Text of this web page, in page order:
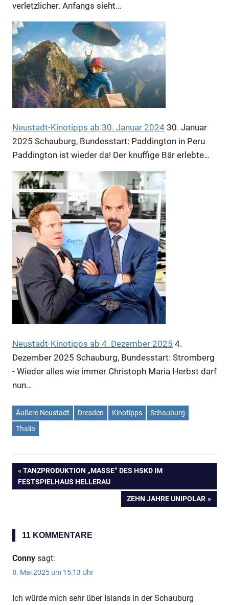
verletzlicher. Anfangs sieht…
Neustadt-Kinotipps ab 30. Januar 2024 30. Januar
2025 Schauburg, Bundesstart: Paddington in Peru
Paddington ist wieder da! Der knuffige Bär erlebte…
Neustadt-Kinotipps ab 4. Dezember 2025 4.
Dezember 2025 Schauburg, Bundesstart: Stromberg
- Wieder alles wie immer Christoph Maria Herbst darf
nun…
Äußere Neustadt Dresden Kinotipps
Schauburg
Thalia
Beitragsnavigation
VORHERIGER
BEITRAG:
TANZPRODUKTION „MASSE“ DES HSKD IM
FESTSPIELHAUS HELLERAU
NÄCHSTER
ZEHN JAHRE UNIPOLAR
11 KOMMENTARE
Conny sagt:
8. Mai 2025 um 15:13 Uhr
Ich würde mich sehr über Islands in der Schauburg